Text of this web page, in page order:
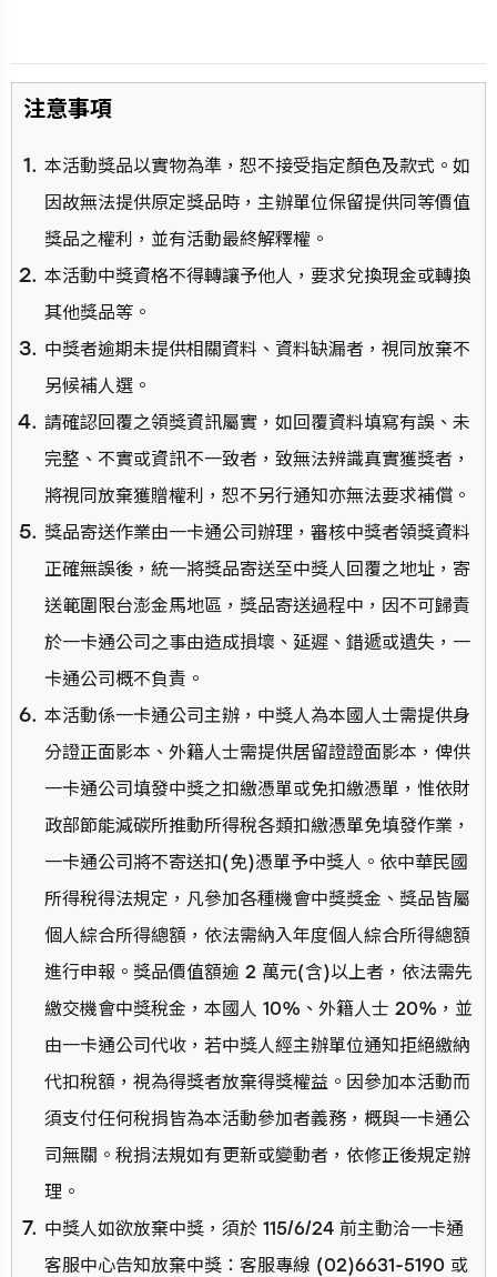
⁠注意事項
本活動獎品以實物為準，恕不接受指定顏色及款式。如
因故無法提供原定獎品時，主辦單位保留提供同等價值
獎品之權利，並有活動最終解釋權。
本活動中獎資格不得轉讓予他人，要求兌換現金或轉換
其他獎品等。
中獎者逾期未提供相關資料、資料缺漏者，視同放棄不
另候補人選。
請確認回覆之領獎資訊屬實，如回覆資料填寫有誤、未
完整、不實或資訊不一致者，致無法辨識真實獲獎者，
將視同放棄獲贈權利，恕不另行通知亦無法要求補償。
獎品寄送作業由一卡通公司辦理，審核中獎者領獎資料
正確無誤後，統一將獎品寄送至中獎人回覆之地址，寄
送範圍限台澎金馬地區，獎品寄送過程中，因不可歸責
於一卡通公司之事由造成損壞、延遲、錯遞或遺失，一
卡通公司概不負責。
本活動係一卡通公司主辦，中獎人為本國人士需提供身
分證正面影本、外籍人士需提供居留證證面影本，俾供
一卡通公司填發中獎之扣繳憑單或免扣繳憑單，惟依財
政部節能減碳所推動所得稅各類扣繳憑單免填發作業，
一卡通公司將不寄送扣(免)憑單予中獎人。依中華民國
所得稅得法規定，凡參加各種機會中獎獎金、獎品皆屬
個人綜合所得總額，依法需納入年度個人綜合所得總額
進行申報。獎品價值額逾 2 萬元(含)以上者，依法需先
繳交機會中獎稅金，本國人 10%、外籍人士 20%，並
由一卡通公司代收，若中獎人經主辦單位通知拒絕繳納
代扣稅額，視為得獎者放棄得獎權益。因參加本活動而
須支付任何稅捐皆為本活動參加者義務，概與一卡通公
司無關。稅捐法規如有更新或變動者，依修正後規定辦
理。
中獎人如欲放棄中獎，須於 115/6/24 前主動洽一卡通
客服中心告知放棄中獎：客服專線 (02)6631-5190 或